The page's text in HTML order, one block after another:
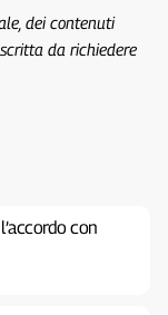
dei contenuti
da richiedere
con